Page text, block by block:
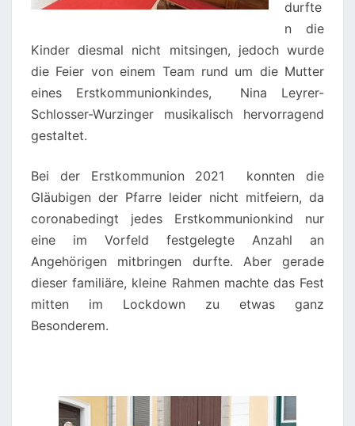
durfte
n die
Kinder diesmal nicht mitsingen, jedoch wurde
die Feier von einem Team rund um die Mutter
eines Erstkommunionkindes, Nina Leyrer-
Schlosser-Wurzinger musikalisch hervorragend
gestaltet.
Bei der Erstkommunion 2021 konnten die
Gläubigen der Pfarre leider nicht mitfeiern, da
coronabedingt jedes Erstkommunionkind nur
eine im Vorfeld festgelegte Anzahl an
Angehörigen mitbringen durfte. Aber gerade
dieser familiäre, kleine Rahmen machte das Fest
mitten im Lockdown zu etwas ganz
Besonderem.